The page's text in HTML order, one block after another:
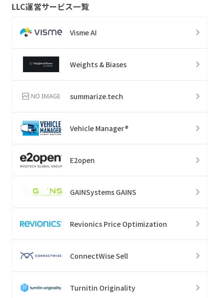
LLC運営サービス一覧
Visme AI
Weights & Biases
summarize.tech
Vehicle Manager®
E2open
GAINSystems GAINS
Revionics Price Optimization
ConnectWise Sell
Turnitin Originality